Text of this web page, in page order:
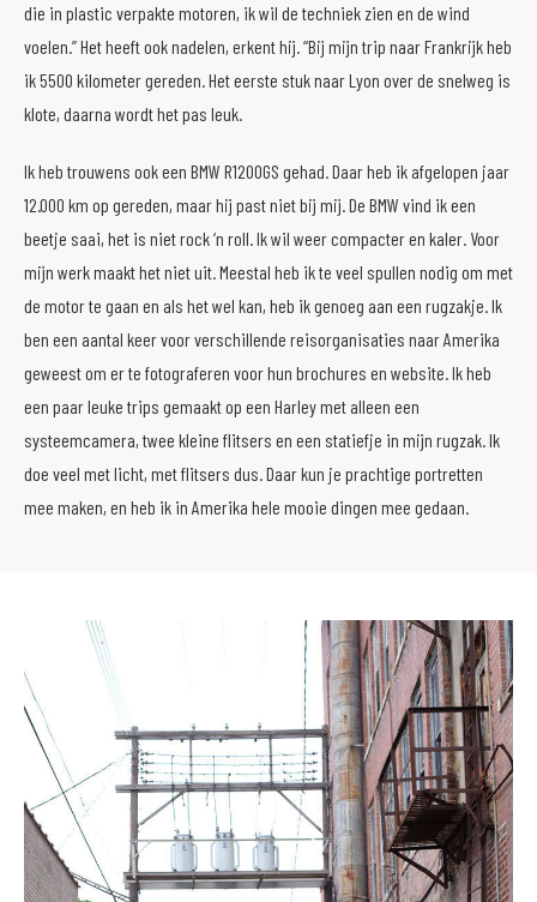
die in plastic verpakte motoren, ik wil de techniek zien en de wind
voelen.” Het heeft ook nadelen, erkent hij. “Bij mijn trip naar Frankrijk heb
ik 5500 kilometer gereden. Het eerste stuk naar Lyon over de snelweg is
klote, daarna wordt het pas leuk.
Ik heb trouwens ook een BMW R1200GS gehad. Daar heb ik afgelopen jaar
12.000 km op gereden, maar hij past niet bij mij. De BMW vind ik een
beetje saai, het is niet rock ‘n roll. Ik wil weer compacter en kaler. Voor
mijn werk maakt het niet uit. Meestal heb ik te veel spullen nodig om met
de motor te gaan en als het wel kan, heb ik genoeg aan een rugzakje. Ik
ben een aantal keer voor verschillende reisorganisaties naar Amerika
geweest om er te fotograferen voor hun brochures en website. Ik heb
een paar leuke trips gemaakt op een Harley met alleen een
systeemcamera, twee kleine flitsers en een statiefje in mijn rugzak. Ik
doe veel met licht, met flitsers dus. Daar kun je prachtige portretten
mee maken, en heb ik in Amerika hele mooie dingen mee gedaan.